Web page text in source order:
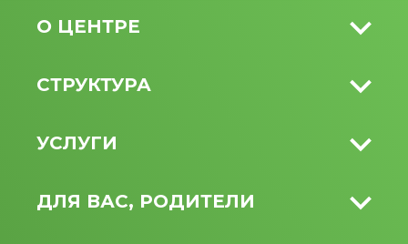
О ЦЕНТРЕ
СТРУКТУРА
УСЛУГИ
ДЛЯ ВАС, РОДИТЕЛИ